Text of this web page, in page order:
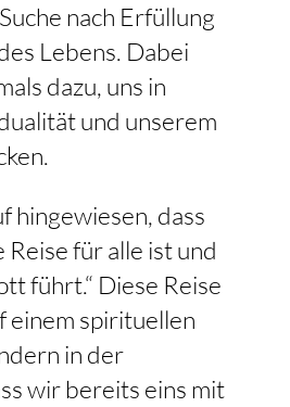
nach Erfüllung
Lebens. Dabei
dazu, uns in
und unserem
hingewiesen, dass
Reise für alle ist und
führt.“ Diese Reise
einem spirituellen
in der
wir bereits eins mit